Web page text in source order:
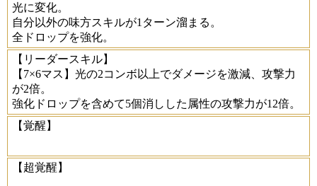
光に変化。
自分以外の味方スキルが1ターン溜まる。
全ドロップを強化。
【リーダースキル】
【7×6マス】光の2コンボ以上でダメージを激減、攻撃力
が2倍。
強化ドロップを含めて5個消しした属性の攻撃力が12倍。
【覚醒】
【超覚醒】